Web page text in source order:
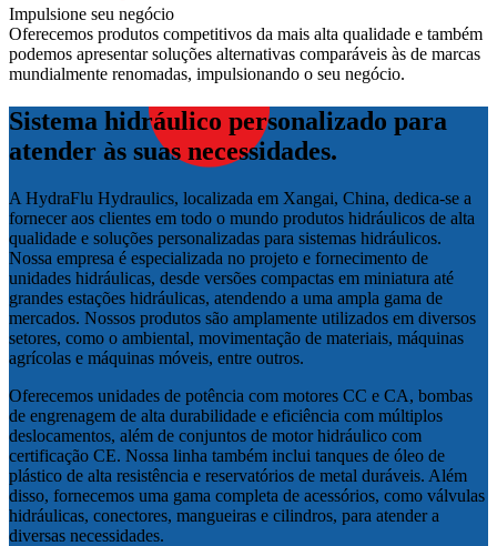
Impulsione seu negócio
Oferecemos produtos competitivos da mais alta qualidade e também
podemos apresentar soluções alternativas comparáveis às de marcas
mundialmente renomadas, impulsionando o seu negócio.
Sistema hidráulico personalizado para
atender às suas necessidades.
A HydraFlu Hydraulics, localizada em Xangai, China, dedica-se a
fornecer aos clientes em todo o mundo produtos hidráulicos de alta
qualidade e soluções personalizadas para sistemas hidráulicos.
Nossa empresa é especializada no projeto e fornecimento de
unidades hidráulicas, desde versões compactas em miniatura até
grandes estações hidráulicas, atendendo a uma ampla gama de
mercados. Nossos produtos são amplamente utilizados em diversos
setores, como o ambiental, movimentação de materiais, máquinas
agrícolas e máquinas móveis, entre outros.
Oferecemos unidades de potência com motores CC e CA, bombas
de engrenagem de alta durabilidade e eficiência com múltiplos
deslocamentos, além de conjuntos de motor hidráulico com
certificação CE. Nossa linha também inclui tanques de óleo de
plástico de alta resistência e reservatórios de metal duráveis. Além
disso, fornecemos uma gama completa de acessórios, como válvulas
hidráulicas, conectores, mangueiras e cilindros, para atender a
diversas necessidades.